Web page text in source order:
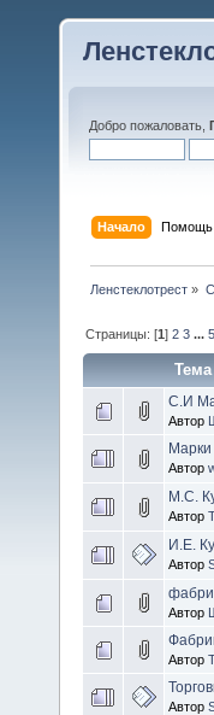
Добро пожаловать,
Начало Помощь
Ленстеклотрест »
Страницы: [1]2 3 ...5
Тема
С.И
Автор
Марки
Автор
М.С.
Автор
И.Е.
Автор
Автор
Автор
Автор